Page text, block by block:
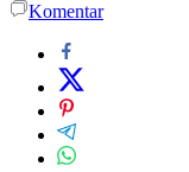
Komentar